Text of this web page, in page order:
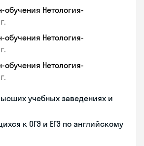
обучения Нетология-
обучения Нетология-
обучения Нетология-
учебных заведениях и
к ОГЭ и ЕГЭ по английскому